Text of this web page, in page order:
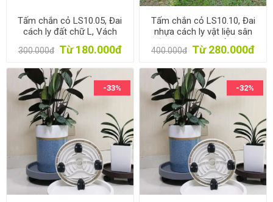
Tấm chắn cỏ LS10.05, Đai
cách ly đất chữ L, Vách
nhựa ngăn đá sân vườn cao
5cm
300.000đ Từ 180.000đ
Tấm chắn cỏ LS10.10, Đai
nhựa cách ly vật liệu sân
vườn, Vách nhựa viền vườn
chữ L cao 10cm
400.000đ Từ 280.000đ
-33% -32%